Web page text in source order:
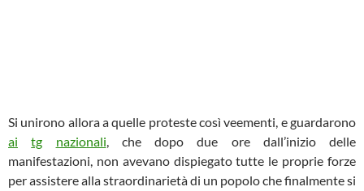
Si unirono allora a quelle proteste così veementi, e guardarono
ai
tg nazionali, che dopo due ore dall’inizio delle
manifestazioni, non avevano dispiegato tutte le proprie forze
per assistere alla straordinarietà di un popolo che finalmente si